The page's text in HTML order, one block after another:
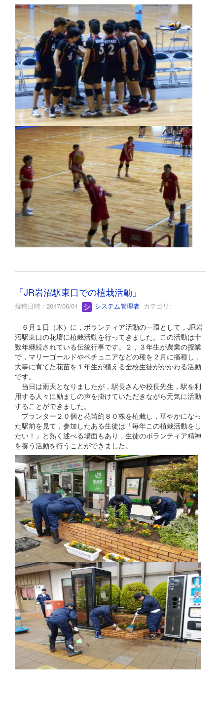
「JR岩沼駅東口での植栽活動」
投稿日時 : 2017/06/01 システム管理者 カテゴリ:
６月１日（木）に，ボランティア活動の一環として，JR岩
沼駅東口の花壇に植栽活動を行ってきました。この活動は十
数年継続されている伝統行事です。２，３年生が農業の授業
で，マリーゴールドやペチュニアなどの種を２月に播種し，
大事に育てた花苗を１年生が植える全校生徒がかかわる活動
です。
当日は雨天となりましたが，駅長さんや校長先生，駅を利
用する人々に励ましの声を掛けていただきながら元気に活動
することができました。
プランター２０個と花苗約８０株を植栽し，華やかになっ
た駅前を見て，参加したある生徒は「毎年この植栽活動をし
たい！」と熱く述べる場面もあり，生徒のボランティア精神
を養う活動を行うことができました。